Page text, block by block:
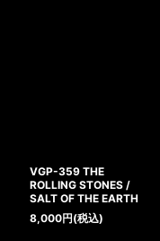
VGP-359 THE
ROLLING STONES /
SALT OF THE EARTH
8,000円(税込)